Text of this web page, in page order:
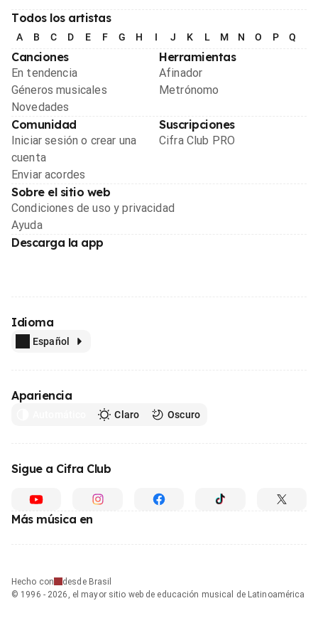
Todos los artistas
A B C D E F G H I J K L M N O P Q
Canciones
En tendencia
Géneros musicales
Novedades
Herramientas
Afinador
Metrónomo
Comunidad
Iniciar sesión o crear una
cuenta
Enviar acordes
Suscripciones
Cifra Club PRO
Sobre el sitio web
Condiciones de uso y privacidad
Ayuda
Descarga la app
Idioma
Español
Apariencia
Claro Oscuro
Sigue a Cifra Club
Más música en
Hecho con
desde Brasil
© 1996 - 2026, el mayor sitio web de educación musical de Latinoamérica